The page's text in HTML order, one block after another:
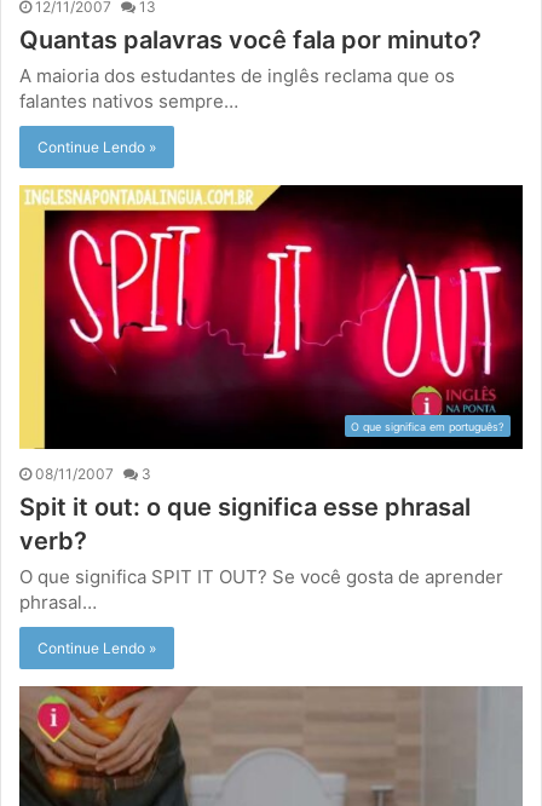
12/11/2007 13
Quantas palavras você fala por minuto?
A maioria dos estudantes de inglês reclama que os
falantes nativos sempre…
Continue Lendo »
O que significa em português?
08/11/2007 3
Spit it out: o que significa esse phrasal
verb?
O que significa SPIT IT OUT? Se você gosta de aprender
phrasal…
Continue Lendo »